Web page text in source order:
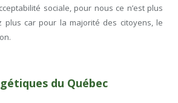
sociale, pour nous ce n’est plus
plus car pour la majorité des citoyens, le
du Québec